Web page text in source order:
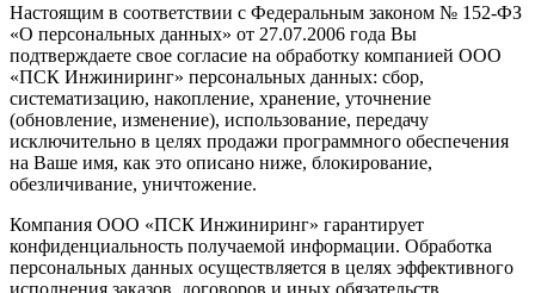
Настоящим в соответствии с Федеральным законом № 152-ФЗ
«О персональных данных» от 27.07.2006 года Вы
подтверждаете свое согласие на обработку компанией ООО
«ПСК Инжиниринг» персональных данных: сбор,
систематизацию, накопление, хранение, уточнение
(обновление, изменение), использование, передачу
исключительно в целях продажи программного обеспечения
на Ваше имя, как это описано ниже, блокирование,
обезличивание, уничтожение.
Компания ООО «ПСК Инжиниринг» гарантирует
конфиденциальность получаемой информации. Обработка
персональных данных осуществляется в целях эффективного
исполнения заказов, договоров и иных обязательств,